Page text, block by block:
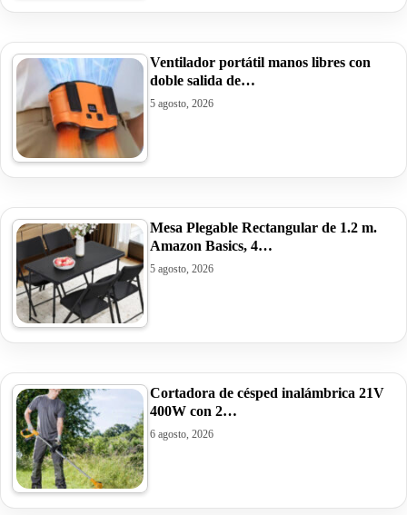
Ventilador portátil manos libres con
doble salida de…
5 agosto, 2026
Mesa Plegable Rectangular de 1.2 m.
Amazon Basics, 4…
5 agosto, 2026
Cortadora de césped inalámbrica 21V
400W con 2…
6 agosto, 2026